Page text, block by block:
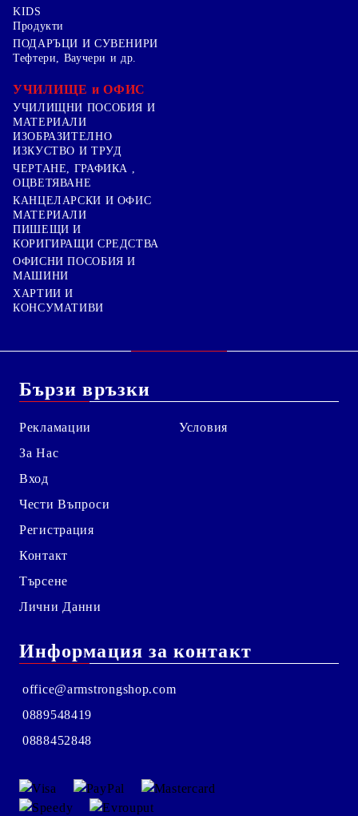
KIDS
Продукти
ПОДАРЪЦИ И СУВЕНИРИ
Тефтери, Ваучери и др.
УЧИЛИЩЕ и ОФИС
УЧИЛИЩНИ ПОСОБИЯ И
МАТЕРИАЛИ
ИЗОБРАЗИТЕЛНО
ИЗКУСТВО И ТРУД
ЧЕРТАНЕ, ГРАФИКА ,
ОЦВЕТЯВАНЕ
КАНЦЕЛАРСКИ И ОФИС
МАТЕРИАЛИ
ПИШЕЩИ И
КОРИГИРАЩИ СРЕДСТВА
ОФИСНИ ПОСОБИЯ И
МАШИНИ
ХАРТИИ И
КОНСУМАТИВИ
Бързи връзки
Рекламации
За Нас
Вход
Чести Въпроси
Регистрация
Контакт
Търсене
Лични Данни
Условия
Информация за контакт
office@armstrongshop.com
0889548419
0888452848